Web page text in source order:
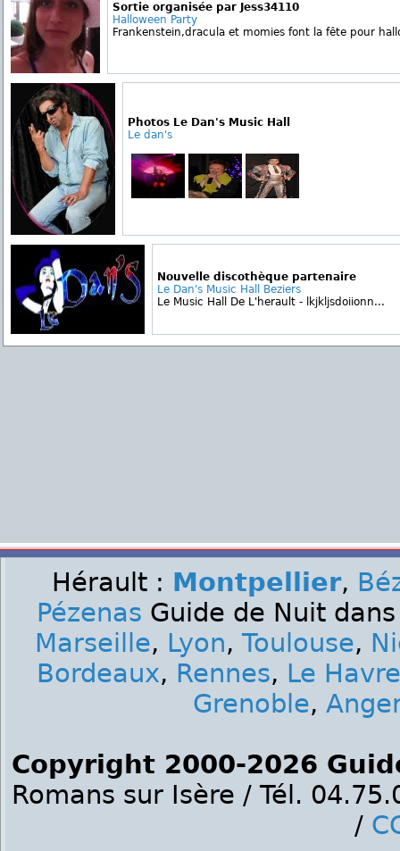
Sortie organisée par Jess34110
Halloween Party
Frankenstein,dracula et momies font la fête pour
Photos Le Dan's Music Hall
Le dan's
Nouvelle discothèque partenaire
Le Dan's Music Hall Beziers
Le Music Hall De L'herault - lkjkljsdoiionn...
Hérault : Montpellier,
Pézenas Guide de Nuit
Marseille, Lyon, Toulouse,
Bordeaux, Rennes, Le Havre
Grenoble,
Copyright 2000-2026
Romans sur Isère / Tél.
/